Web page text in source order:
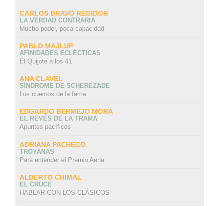
CARLOS BRAVO REGIDOR
LA VERDAD CONTRARIA
Mucho poder, poca capacidad
PABLO MAJLUF
AFINIDADES ECLÉCTICAS
El Quijote a los 41
ANA CLAVEL
SÍNDROME DE SCHEREZADE
Los cuernos de la fama
EDGARDO BERMEJO MORA
EL REVÉS DE LA TRAMA
Apuntes pacíficos
ADRIANA PACHECO
TROYANAS
Para entender el Premio Aena
ALBERTO CHIMAL
EL CRUCE
HABLAR CON LOS CLÁSICOS